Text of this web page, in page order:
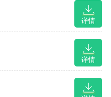
详情
详情